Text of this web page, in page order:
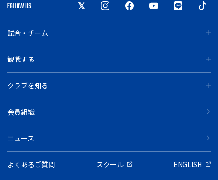
FOLLOW US
試合・チーム
観戦する
クラブを知る
会員組織
ニュース
よくあるご質問 スクール ENGLISH